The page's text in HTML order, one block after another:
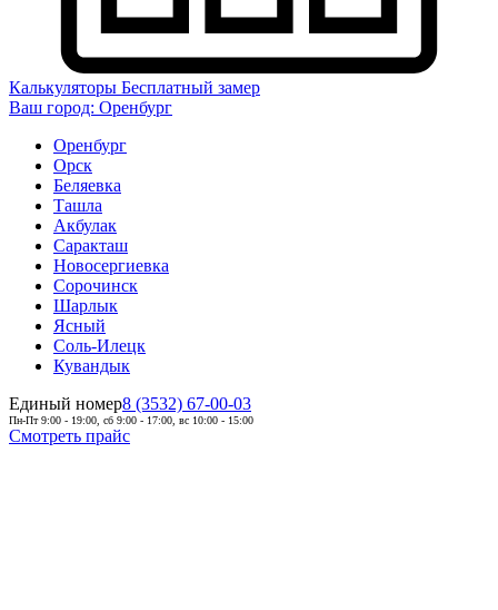
Калькуляторы Бесплатный замер
Ваш город: Оренбург
Оренбург
Орск
Беляевка
Ташла
Акбулак
Саракташ
Новосергиевка
Сорочинск
Шарлык
Ясный
Соль-Илецк
Кувандык
Единый номер8 (3532) 67-00-03
Пн-Пт 9:00 - 19:00, сб 9:00 - 17:00, вс 10:00 - 15:00
Смотреть прайс